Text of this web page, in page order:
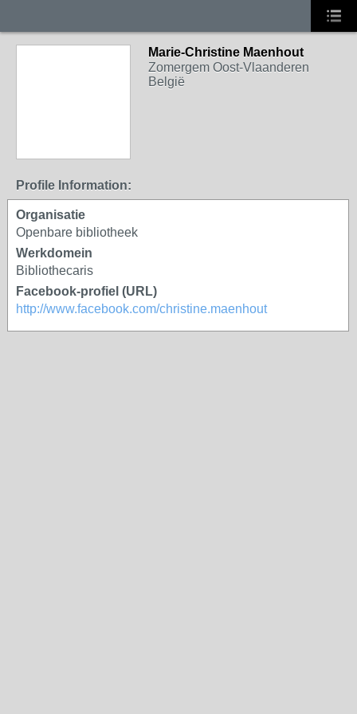
Marie-Christine Maenhout
Zomergem Oost-Vlaanderen
België
Profile Information:
Organisatie
Openbare bibliotheek
Werkdomein
Bibliothecaris
Facebook-profiel (URL)
http://www.facebook.com/christine.maenhout